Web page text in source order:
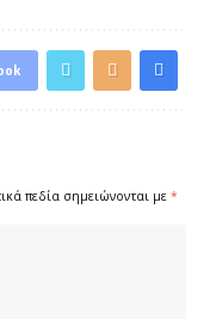
πεδία σημειώνονται με *